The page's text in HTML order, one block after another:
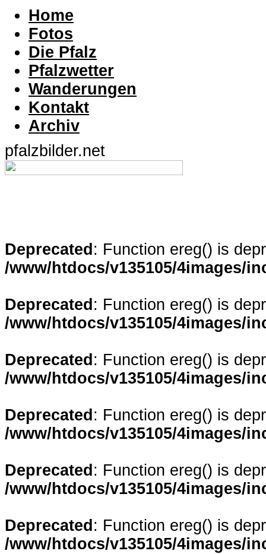
Home
Fotos
Die Pfalz
Pfalzwetter
Wanderungen
Kontakt
Archiv
pfalzbilder.net
Deprecated : Function ereg() is
/www/htdocs/v135105/4images/
Deprecated : Function ereg() is
/www/htdocs/v135105/4images/
Deprecated : Function ereg() is
/www/htdocs/v135105/4images/
Deprecated : Function ereg() is
/www/htdocs/v135105/4images/
Deprecated : Function ereg() is
/www/htdocs/v135105/4images/
Deprecated : Function ereg() is
/www/htdocs/v135105/4images/